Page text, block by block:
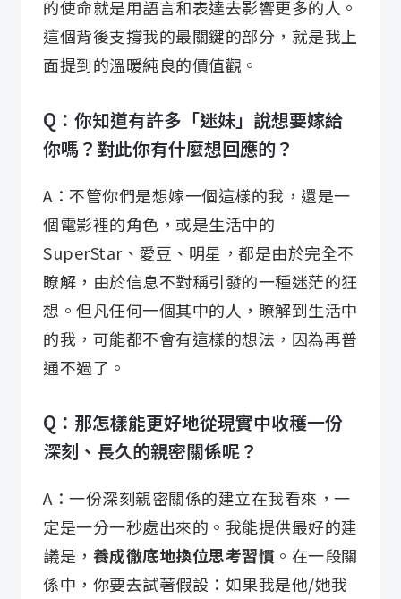
的使命就是用語言和表達去影響更多的人。
這個背後支撐我的最關鍵的部分，就是我上
面提到的溫暖純良的價值觀。
Q：你知道有許多「迷妹」說想要嫁給
你嗎？對此你有什麼想回應的？
A：不管你們是想嫁一個這樣的我，還是一
個電影裡的角色，或是生活中的
SuperStar、愛豆、明星，都是由於完全不
瞭解，由於信息不對稱引發的一種迷茫的狂
想。但凡任何一個其中的人，瞭解到生活中
的我，可能都不會有這樣的想法，因為再普
通不過了。
Q：那怎樣能更好地從現實中收穫一份
深刻、長久的親密關係呢？
A：一份深刻親密關係的建立在我看來，一
定是一分一秒處出來的。我能提供最好的建
議是， 養成徹底地換位思考習慣 。在一段關
係中，你要去試著假設：如果我是他/她我